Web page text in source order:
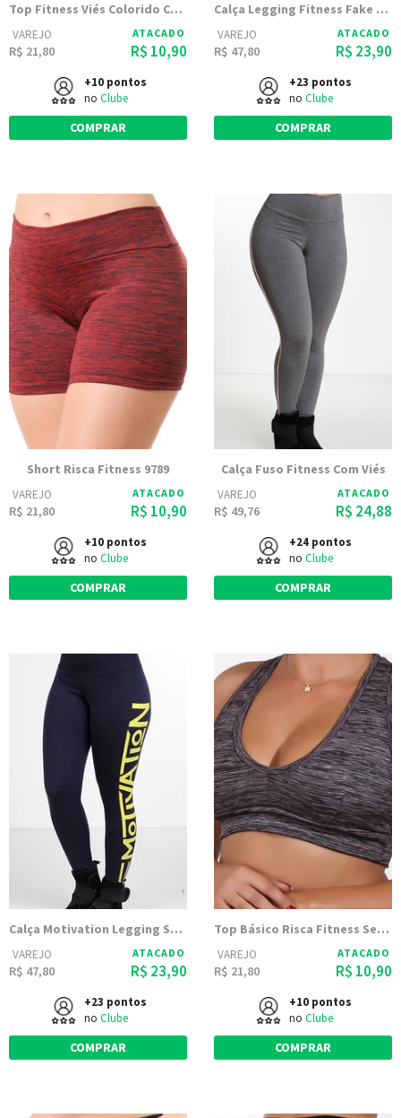
Top Fitness Viés Colorido Com Tule Sem Bojo
VAREJO
R$ 21,80
ATACADO
R$ 10,90
+10 pontos
no Clube
COMPRAR
Calça Legging Fitness Fake Jeans Azul Aço
VAREJO
R$ 47,80
ATACADO
R$ 23,90
+23 pontos
no Clube
COMPRAR
Short Risca Fitness 9789
VAREJO
R$ 21,80
ATACADO
R$ 10,90
+10 pontos
no Clube
COMPRAR
Calça Fuso Fitness Com Viés
VAREJO
R$ 49,76
ATACADO
R$ 24,88
+24 pontos
no Clube
COMPRAR
Calça Motivation Legging Suplex
VAREJO
R$ 47,80
ATACADO
R$ 23,90
+23 pontos
no Clube
COMPRAR
Top Básico Risca Fitness Sem Bojo
VAREJO
R$ 21,80
ATACADO
R$ 10,90
+10 pontos
no Clube
COMPRAR